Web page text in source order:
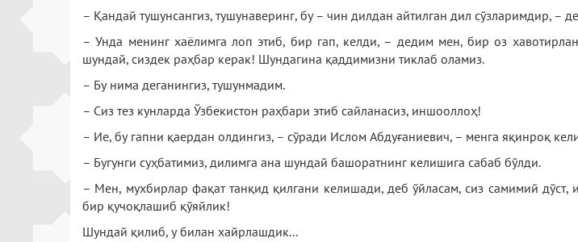
– Қандай тушунсангиз, тушунаверинг, бу – чин дилдан айтилган дил сўзларимдир, –
– Унда менинг хаёлимга лоп этиб, бир гап, келди, – дедим мен, бир оз
шундай, сиздек раҳбар керак! Шундагина қаддимизни тиклаб оламиз.
– Бу нима деганингиз, тушунмадим.
– Сиз тез кунларда Ўзбекистон раҳбари этиб сайланасиз, иншооллоҳ!
– Ие, бу гапни қаердан олдингиз, – сўради Ислом Абдуғаниевич, – менга яқинроқ
– Бугунги суҳбатимиз, дилимга ана шундай башоратнинг келишига сабаб бўлди.
– Мен, мухбирлар фақат танқид қилгани келишади, деб ўйласам, сиз самимий дўст,
бир қучоқлашиб қўяйлик!
Шундай қилиб, у билан хайрлашдик...